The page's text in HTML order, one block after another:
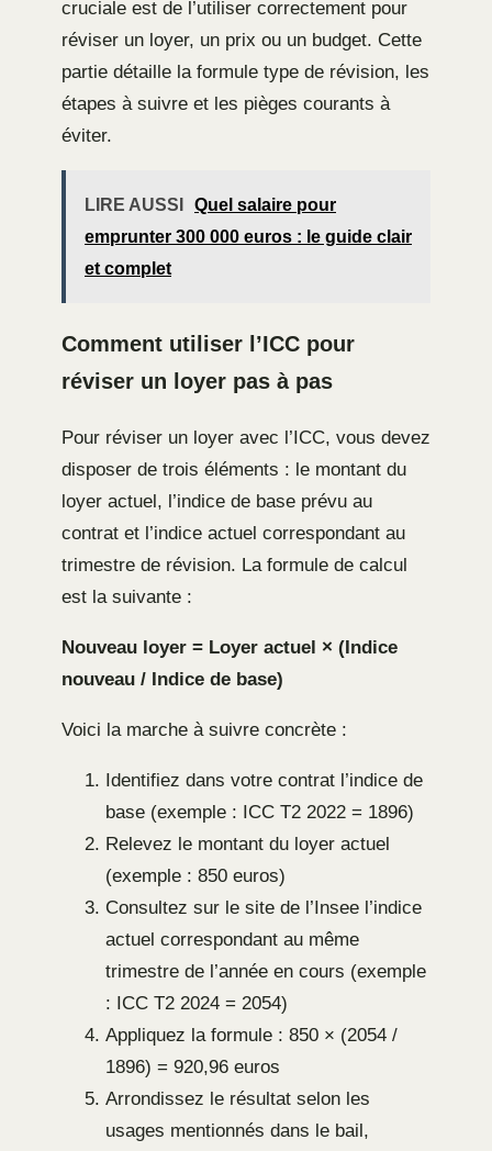
cruciale est de l’utiliser correctement pour
réviser un loyer, un prix ou un budget. Cette
partie détaille la formule type de révision, les
étapes à suivre et les pièges courants à
éviter.
LIRE AUSSI
Quel salaire pour
emprunter 300 000 euros : le guide clair
et complet
Comment utiliser l’ICC pour
réviser un loyer pas à pas
Pour réviser un loyer avec l’ICC, vous devez
disposer de trois éléments : le montant du
loyer actuel, l’indice de base prévu au
contrat et l’indice actuel correspondant au
trimestre de révision. La formule de calcul
est la suivante :
Nouveau loyer = Loyer actuel × (Indice
nouveau / Indice de base)
Voici la marche à suivre concrète :
Identifiez dans votre contrat l’indice de
base (exemple : ICC T2 2022 = 1896)
Relevez le montant du loyer actuel
(exemple : 850 euros)
Consultez sur le site de l’Insee l’indice
actuel correspondant au même
trimestre de l’année en cours (exemple
: ICC T2 2024 = 2054)
Appliquez la formule : 850 × (2054 /
1896) = 920,96 euros
Arrondissez le résultat selon les
usages mentionnés dans le bail,